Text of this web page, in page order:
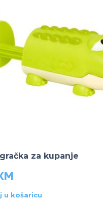
za kupanje
u košaricu